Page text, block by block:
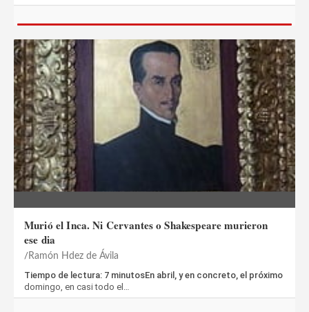
Murió el Inca. Ni Cervantes o Shakespeare murieron
ese dia
Ramón Hdez de Ávila
Tiempo de lectura: 7 minutosEn abril, y en concreto, el próximo
domingo, en casi todo el…